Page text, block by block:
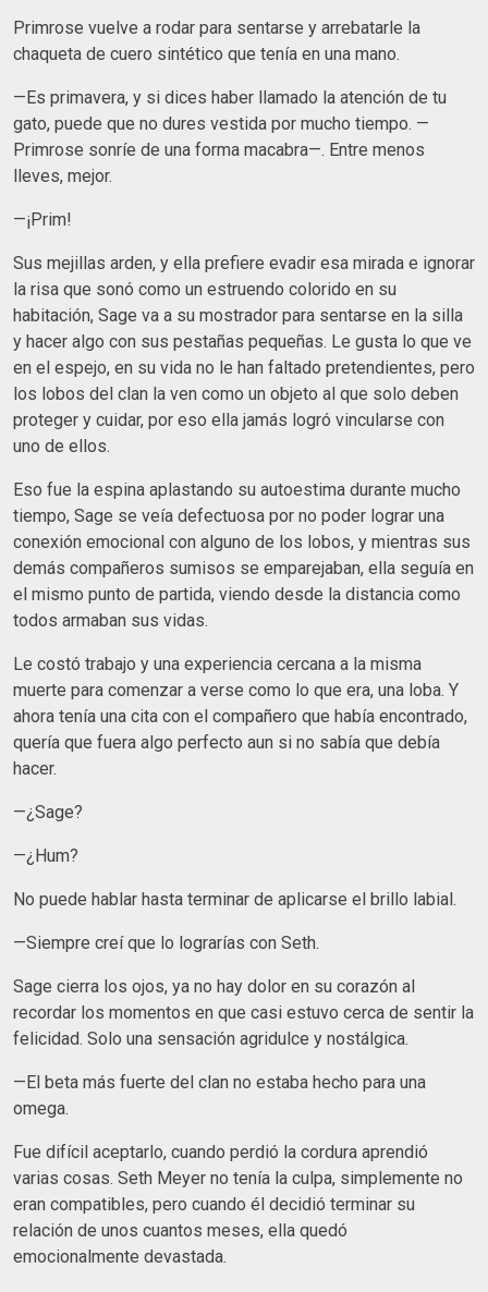
Primrose vuelve a rodar para sentarse y arrebatarle la
chaqueta de cuero sintético que tenía en una mano.
—Es primavera, y si dices haber llamado la atención de tu
gato, puede que no dures vestida por mucho tiempo. —
Primrose sonríe de una forma macabra—. Entre menos
lleves, mejor.
—¡Prim!
Sus mejillas arden, y ella prefiere evadir esa mirada e ignorar
la risa que sonó como un estruendo colorido en su
habitación, Sage va a su mostrador para sentarse en la silla
y hacer algo con sus pestañas pequeñas. Le gusta lo que ve
en el espejo, en su vida no le han faltado pretendientes, pero
los lobos del clan la ven como un objeto al que solo deben
proteger y cuidar, por eso ella jamás logró vincularse con
uno de ellos.
Eso fue la espina aplastando su autoestima durante mucho
tiempo, Sage se veía defectuosa por no poder lograr una
conexión emocional con alguno de los lobos, y mientras sus
demás compañeros sumisos se emparejaban, ella seguía en
el mismo punto de partida, viendo desde la distancia como
todos armaban sus vidas.
Le costó trabajo y una experiencia cercana a la misma
muerte para comenzar a verse como lo que era, una loba. Y
ahora tenía una cita con el compañero que había encontrado,
quería que fuera algo perfecto aun si no sabía que debía
hacer.
—¿Sage?
—¿Hum?
No puede hablar hasta terminar de aplicarse el brillo labial.
—Siempre creí que lo lograrías con Seth.
Sage cierra los ojos, ya no hay dolor en su corazón al
recordar los momentos en que casi estuvo cerca de sentir la
felicidad. Solo una sensación agridulce y nostálgica.
—El beta más fuerte del clan no estaba hecho para una
omega.
Fue difícil aceptarlo, cuando perdió la cordura aprendió
varias cosas. Seth Meyer no tenía la culpa, simplemente no
eran compatibles, pero cuando él decidió terminar su
relación de unos cuantos meses, ella quedó
emocionalmente devastada.